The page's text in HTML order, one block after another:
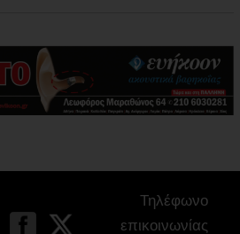
Τηλέφωνο
επικοινωνίας